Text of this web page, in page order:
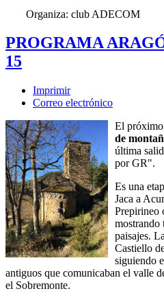
Organiza: club ADECOM
PROGRAMA
15
Imprimir
Correo electrónico
El próximo
de
última
por GR".
Es una
Jaca a
Prepirineo
mostrando
paisajes.
Castiello
siguiendo
antiguos que comunicaban el valle
el Sobremonte.